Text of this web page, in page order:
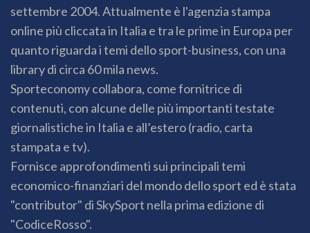
settembre 2004. Attualmente è l'agenzia stampa
online più cliccata in Italia e tra le prime in Europa per
quanto riguarda i temi dello sport-business, con una
library di circa 60 mila news.
Sporteconomy collabora, come fornitrice di
contenuti, con alcune delle più importanti testate
giornalistiche in Italia e all’estero (radio, carta
stampata e tv).
Fornisce approfondimenti sui principali temi
economico-finanziari del mondo dello sport ed è stata
"contributor" di SkySport nella prima edizione di
"CodiceRosso".